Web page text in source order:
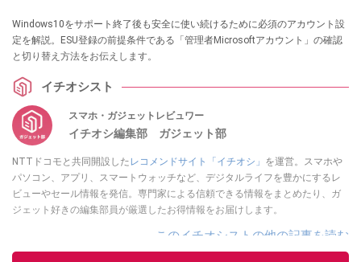
Windows10をサポート終了後も安全に使い続けるために必須のアカウント設
定を解説。ESU登録の前提条件である「管理者Microsoftアカウント」の確認
と切り替え方法をお伝えします。
イチオシスト
スマホ・ガジェットレビュワー
イチオシ編集部 ガジェット部
NTTドコモと共同開設した レコメンドサイト「イチオシ」 を運営。スマホや
パソコン、アプリ、スマートウォッチなど、デジタルライフを豊かにするレ
ビューやセール情報を発信。専門家による信頼できる情報をまとめたり、ガ
ジェット好きの編集部員が厳選したお得情報をお届けします。
このイチオシストの他の記事を読む